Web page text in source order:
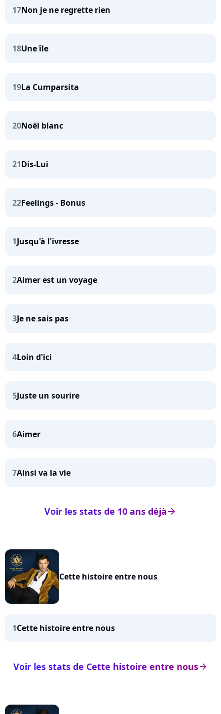
17Non je ne regrette rien
18Une île
19La Cumparsita
20Noël blanc
21Dis-Lui
22Feelings - Bonus
1Jusqu'à l'ivresse
2Aimer est un voyage
3Je ne sais pas
4Loin d'ici
5Juste un sourire
6Aimer
7Ainsi va la vie
arrow_right
Voir les stats de 10 ans déjà
Cette histoire entre nous
1Cette histoire entre nous
arrow_right
Voir les stats de Cette histoire entre nous